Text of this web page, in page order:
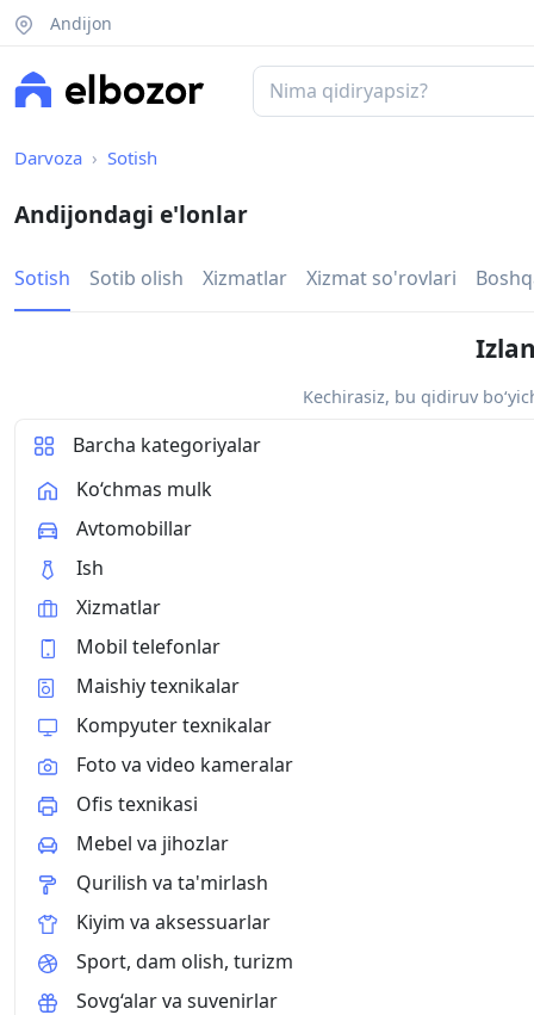
Andijon
Darvoza Sotish
Andijondagi e'lonlar
Sotish Sotib olish Xizmatlar Xizmat so'rovlari
Kechirasiz, bu qidiruv
Barcha kategoriyalar
Ko‘chmas mulk
Avtomobillar
Ish
Xizmatlar
Mobil telefonlar
Maishiy texnikalar
Kompyuter texnikalar
Foto va video kameralar
Ofis texnikasi
Mebel va jihozlar
Qurilish va ta'mirlash
Kiyim va aksessuarlar
Sport, dam olish, turizm
Sovg‘alar va suvenirlar